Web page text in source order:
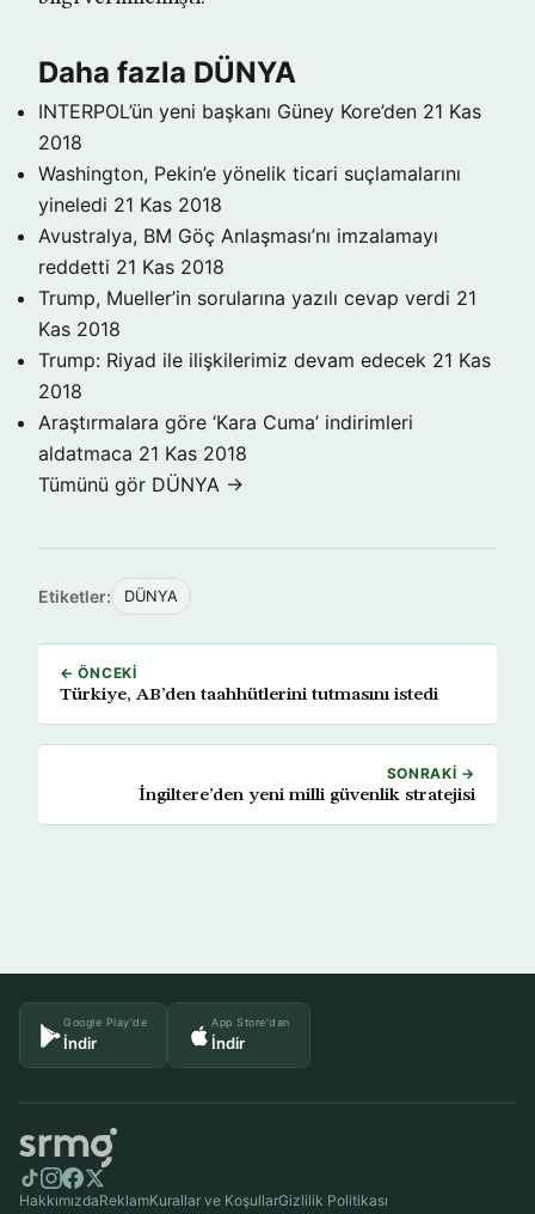
Daha fazla DÜNYA
INTERPOL’ün yeni başkanı Güney Kore’den 21 Kas
2018
Washington, Pekin’e yönelik ticari suçlamalarını
yineledi 21 Kas 2018
Avustralya, BM Göç Anlaşması’nı imzalamayı
reddetti 21 Kas 2018
Trump, Mueller’in sorularına yazılı cevap verdi 21
Kas 2018
Trump: Riyad ile ilişkilerimiz devam edecek 21 Kas
2018
Araştırmalara göre ‘Kara Cuma’ indirimleri
aldatmaca 21 Kas 2018
Tümünü gör DÜNYA →
Etiketler: DÜNYA
← ÖNCEKI
Türkiye, AB’den taahhütlerini tutmasını istedi
SONRAKI →
İngiltere’den yeni milli güvenlik stratejisi
Google Play'de
İndir
App Store'dan
İndir
HakkımızdaReklamKurallar ve KoşullarGizlilik Politikası